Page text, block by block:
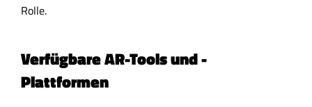
Rolle.
Verfügbare AR-Tools und -
Plattformen